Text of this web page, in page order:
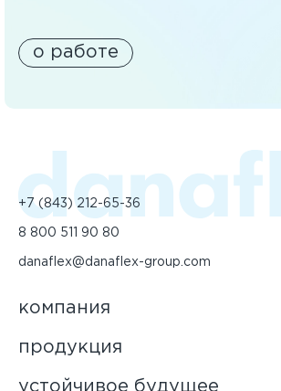
о работе
+7 (843) 212-65-36
8 800 511 90 80
danaflex@danaflex-group.com
компания
продукция
устойчивое будущее